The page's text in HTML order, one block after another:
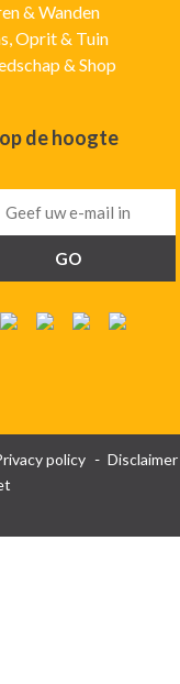
& Wanden
Oprit & Tuin
& Shop
de hoogte
policy
Disclaimer